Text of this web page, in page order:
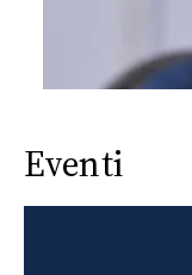
Eventi